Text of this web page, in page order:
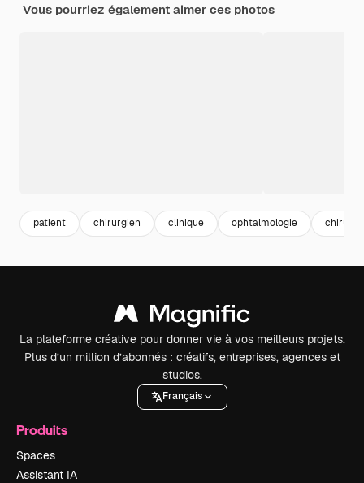
Vous pourriez également aimer ces photos
patient chirurgien clinique ophtalmologie
La plateforme créative pour donner vie à vos meilleurs projets.
Plus d’un million d’abonnés : créatifs, entreprises, agences et
studios.
Français
Produits
Spaces
Assistant IA